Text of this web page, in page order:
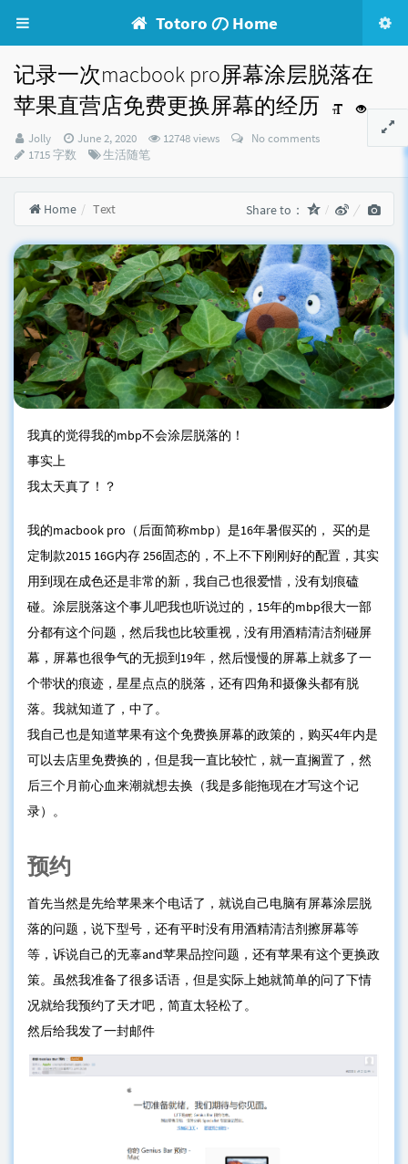
Totoro の Home
记录一次macbook pro屏幕涂层脱落在
苹果直营店免费更换屏幕的经历
Author：
Jolly
发
June 2, 2020 12748 views
No comments
1715 字数
Categories：
生活随笔
Home Text Share to：
我真的觉得我的mbp不会涂层脱落的！
事实上
我太天真了！？
我的macbook pro（后面简称mbp）是16年暑假买的， 买的是
定制款2015 16G内存 256固态的，不上不下刚刚好的配置，其实
用到现在成色还是非常的新，我自己也很爱惜，没有划痕磕
碰。涂层脱落这个事儿吧我也听说过的，15年的mbp很大一部
分都有这个问题，然后我也比较重视，没有用酒精清洁剂碰屏
幕，屏幕也很争气的无损到19年，然后慢慢的屏幕上就多了一
个带状的痕迹，星星点点的脱落，还有四角和摄像头都有脱
落。我就知道了，中了。
我自己也是知道苹果有这个免费换屏幕的政策的，购买4年内是
可以去店里免费换的，但是我一直比较忙，就一直搁置了，然
后三个月前心血来潮就想去换（我是多能拖现在才写这个记
录）。
预约
首先当然是先给苹果来个电话了，就说自己电脑有屏幕涂层脱
落的问题，说下型号，还有平时没有用酒精清洁剂擦屏幕等
等，诉说自己的无辜and苹果品控问题，还有苹果有这个更换政
策。虽然我准备了很多话语，但是实际上她就简单的问了下情
况就给我预约了天才吧，简直太轻松了。
然后给我发了一封邮件